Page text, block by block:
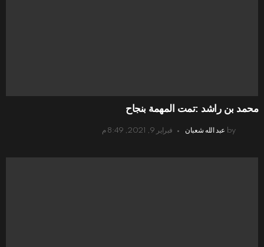
محمد بن راشد :تمت المهمة بنجاح
by عبد الله شعبان فبراير 9, 2021, 8:49 م